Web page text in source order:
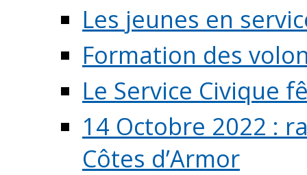
Les jeunes en
Formation des
Le Service Civique
14 Octobre 2022 :
Côtes d’Armor